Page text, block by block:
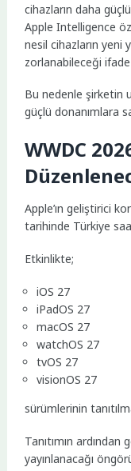
cihazların daha
Apple Intelligence
nesil cihazların yeni
zorlanabileceği
Bu nedenle şirketin
güçlü donanımlara
WWDC
Apple’ın geliştirici
tarihinde Türkiye
Etkinlikte;
iOS 27
iPadOS 27
macOS 27
watchOS 27
tvOS 27
visionOS 27
sürümlerinin
Tanıtımın
yayınlanacağı